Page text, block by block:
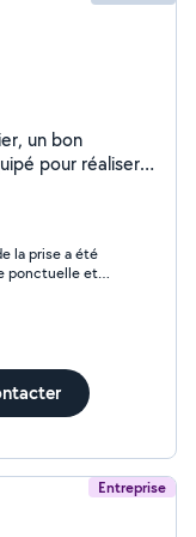
un bon
pour réaliser
la prise a été
ponctuelle et
Entreprise